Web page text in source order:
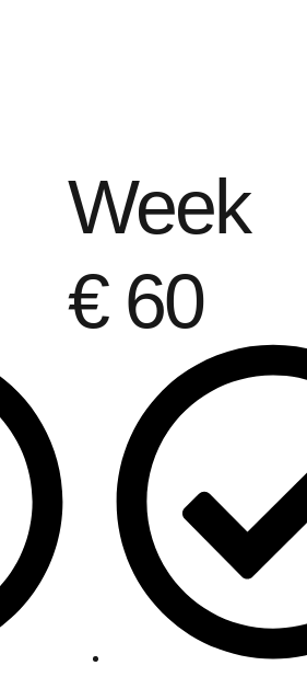
Week
€ 60